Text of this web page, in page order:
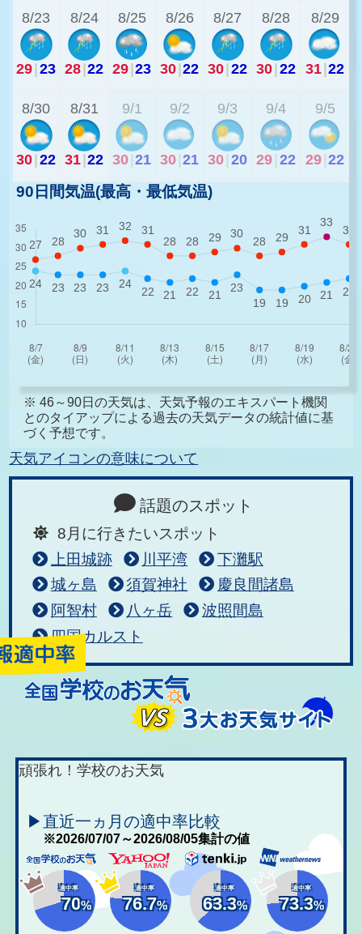
8/23
29 23
8/24
28 22
8/25
29 23
8/26
30 22
8/27
30 22
8/28
30 22
8/29
31 22
8/30
30 22
8/31
31 22
9/1
30 21
9/2
30 21
9/3
30 20
9/4
29 22
9/5
29 22
90日間気温(最高・最低気温)
※ 46～90日の天気は、天気予報のエキスパート機関
とのタイアップによる過去の天気データの統計値に基
づく予想です。
天気アイコンの意味について
話題のスポット
8月に行きたいスポット
上田城跡
川平湾
下灘駅
城ヶ島
須賀神社
慶良間諸島
阿智村
八ヶ岳
波照間島
四国カルスト
頑張れ！学校のお天気
▶直近一ヵ月の適中率比較
※2026/07/07～2026/08/05集計の値
適中率
70%
適中率
76.7%
適中率
63.3%
適中率
73.3%